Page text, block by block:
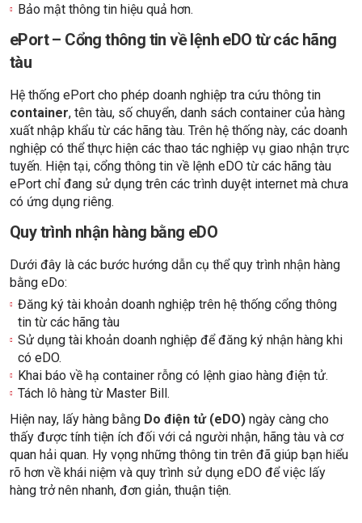
Bảo mật thông tin hiệu quả hơn.
ePort – Cổng thông tin về lệnh eDO từ các hãng
tàu
Hệ thống ePort cho phép doanh nghiệp tra cứu thông tin
container, tên tàu, số chuyển, danh sách container của hàng
xuất nhập khẩu từ các hãng tàu. Trên hệ thống này, các doanh
nghiệp có thể thực hiện các thao tác nghiệp vụ giao nhận trực
tuyến. Hiện tại, cổng thông tin về lệnh eDO từ các hãng tàu
ePort chỉ đang sử dụng trên các trình duyệt internet mà chưa
có ứng dụng riêng.
Quy trình nhận hàng bằng eDO
Dưới đây là các bước hướng dẫn cụ thể quy trình nhận hàng
bằng eDo:
Đăng ký tài khoản doanh nghiệp trên hệ thống cổng thông
tin từ các hãng tàu
Sử dụng tài khoản doanh nghiệp để đăng ký nhận hàng khi
có eDO.
Khai báo về hạ container rỗng có lệnh giao hàng điện tử.
Tách lô hàng từ Master Bill.
Hiện nay, lấy hàng bằng Do điện tử (eDO) ngày càng cho
thấy được tính tiện ích đối với cả người nhận, hãng tàu và cơ
quan hải quan. Hy vọng những thông tin trên đã giúp bạn hiểu
rõ hơn về khái niệm và quy trình sử dụng eDO để việc lấy
hàng trở nên nhanh, đơn giản, thuận tiện.